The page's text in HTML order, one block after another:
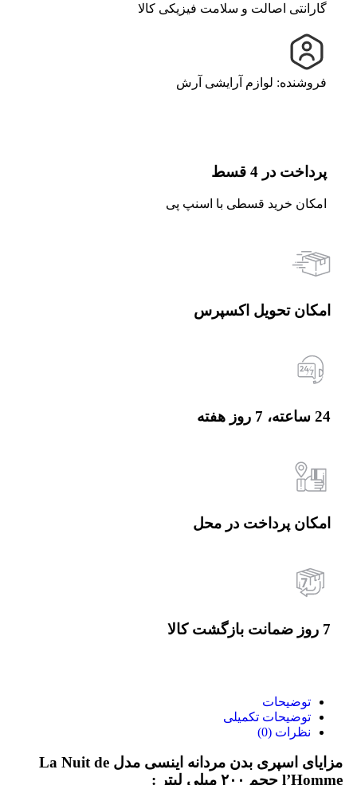
گارانتی اصالت و سلامت فیزیکی کالا
فروشنده: لوازم آرایشی آرش
پرداخت در 4 قسط
امکان خرید قسطی با اسنپ پی
امکان تحویل اکسپرس
24 ساعته، 7 روز هفته
امکان پرداخت در محل
7 روز ضمانت بازگشت کالا
توضیحات
توضیحات تکمیلی
نظرات (0)
مزایای اسپری بدن مردانه اینسی مدل La Nuit de
l’Homme حجم ۲۰۰ میلی لیتر
: